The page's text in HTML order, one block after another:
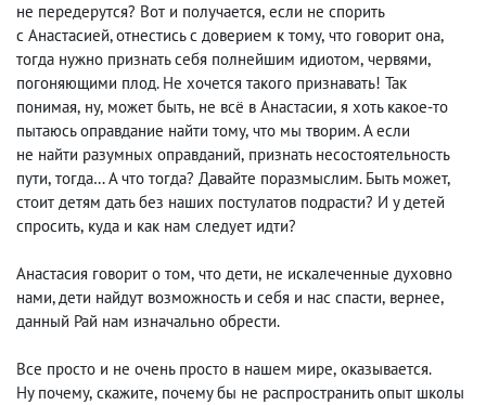
не передерутся? Вот и получается, если не спорить
с Анастасией, отнестись с доверием к тому, что говорит она,
тогда нужно признать себя полнейшим идиотом, червями,
погоняющими плод. Не хочется такого признавать! Так
понимая, ну, может быть, не всё в Анастасии, я хоть какое-то
пытаюсь оправдание найти тому, что мы творим. А если
не найти разумных оправданий, признать несостоятельность
пути, тогда… А что тогда? Давайте поразмыслим. Быть может,
стоит детям дать без наших постулатов подрасти? И у детей
спросить, куда и как нам следует идти?
Анастасия говорит о том, что дети, не искалеченные духовно
нами, дети найдут возможность и себя и нас спасти, вернее,
данный Рай нам изначально обрести.
Все просто и не очень просто в нашем мире, оказывается.
Ну почему, скажите, почему бы не распространить опыт школы